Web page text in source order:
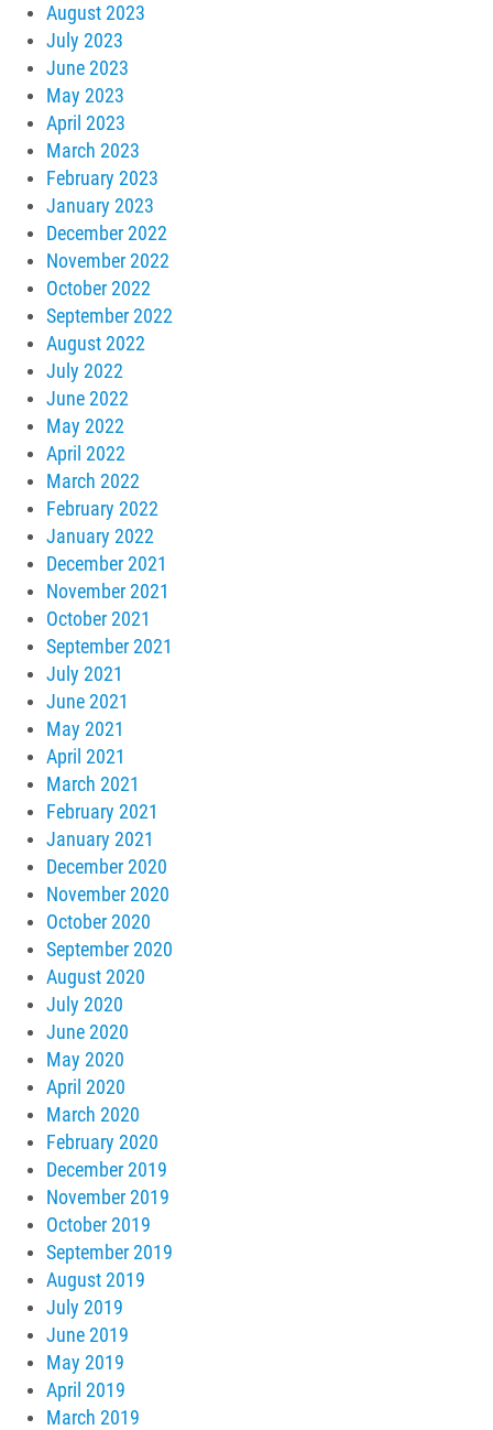
August 2023
July 2023
June 2023
May 2023
April 2023
March 2023
February 2023
January 2023
December 2022
November 2022
October 2022
September 2022
August 2022
July 2022
June 2022
May 2022
April 2022
March 2022
February 2022
January 2022
December 2021
November 2021
October 2021
September 2021
July 2021
June 2021
May 2021
April 2021
March 2021
February 2021
January 2021
December 2020
November 2020
October 2020
September 2020
August 2020
July 2020
June 2020
May 2020
April 2020
March 2020
February 2020
December 2019
November 2019
October 2019
September 2019
August 2019
July 2019
June 2019
May 2019
April 2019
March 2019